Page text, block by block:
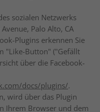
sozialen Netzwerks
Palo Alto, CA
Plugins erkennen Sie
"Like-Button" ("Gefällt
über die Facebook-
docs/plugins/.
wird über das Plugin
Ihrem Browser und dem